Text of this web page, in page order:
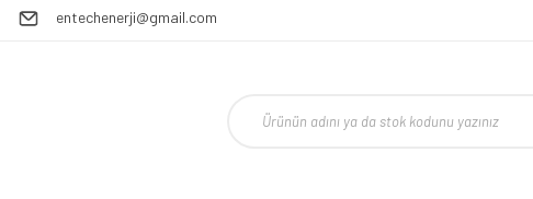
entechenerji@gmail.com